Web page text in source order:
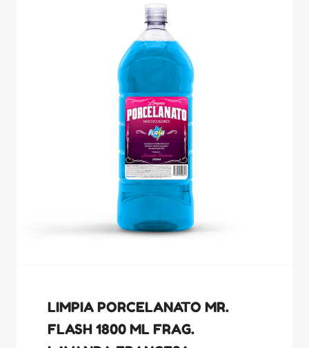
LIMPIA PORCELANATO MR.
FLASH 1800 ML FRAG.